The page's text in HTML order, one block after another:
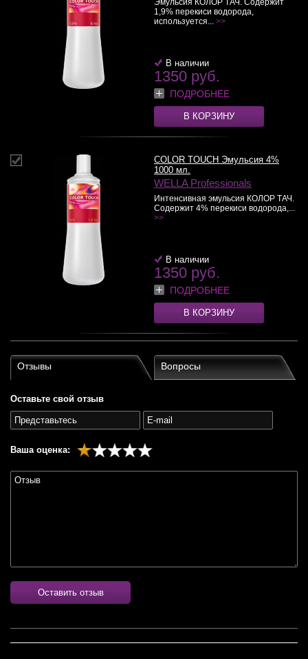
Эмульсия КОЛОР ТАЧ. Содержит
1,9% перекиси водорода,
используется... >>
В наличии
1350 руб.
ПОДРОБНЕЕ
В КОРЗИНУ
COLOR TOUCH Эмульсия 4%
1000 мл.
WELLA Professionals
Интенсивная эмульсия КОЛОР ТАЧ.
Содержит 4% перекиси водорода,...
>>
В наличии
1350 руб.
ПОДРОБНЕЕ
В КОРЗИНУ
Отзывы Вопросы
Оставьте свой отзыв
Ваша оценка:
Оставить отзыв